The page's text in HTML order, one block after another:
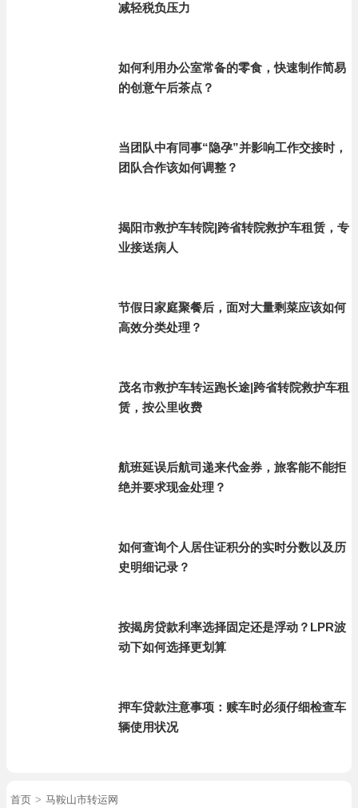
减轻税负压力
如何利用办公室常备的零食，快速制作简易
的创意午后茶点？
当团队中有同事“隐孕”并影响工作交接时，
团队合作该如何调整？
揭阳市救护车转院|跨省转院救护车租赁，专
业接送病人
节假日家庭聚餐后，面对大量剩菜应该如何
高效分类处理？
茂名市救护车转运跑长途|跨省转院救护车租
赁，按公里收费
航班延误后航司递来代金券，旅客能不能拒
绝并要求现金处理？
如何查询个人居住证积分的实时分数以及历
史明细记录？
按揭房贷款利率选择固定还是浮动？LPR波
动下如何选择更划算
押车贷款注意事项：赎车时必须仔细检查车
辆使用状况
首页 > 马鞍山市转运网